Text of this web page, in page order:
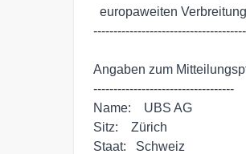
Angaben zum
-----------------------------------
Name:    UBS AG
Sitz:    Zürich
Staat:   Schweiz